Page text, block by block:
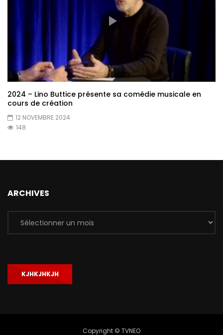
2024 – Lino Buttice présente sa comédie musicale en
cours de création
12 NOVEMBRE 2024
148
ARCHIVES
Archives
KJHKJHKJH
Copyright © TVNEO